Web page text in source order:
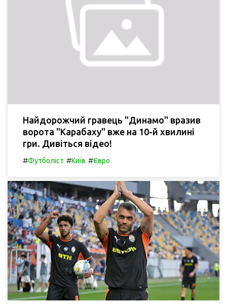
Найдорожчий гравець "Динамо" вразив
ворота "Карабаху" вже на 10-й хвилині
гри. Дивіться відео!
#Футболіст #Київ #Євро